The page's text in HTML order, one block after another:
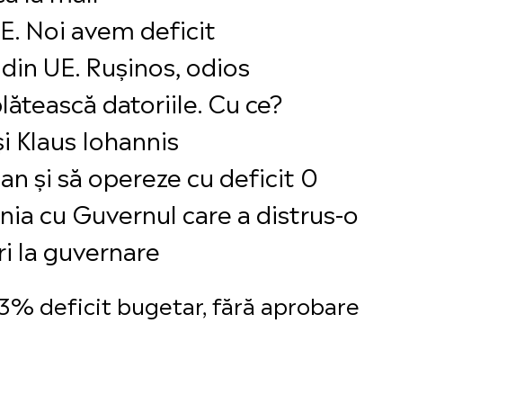
Noi avem deficit
UE. Rușinos, odios
datoriile. Cu ce?
Klaus Iohannis
și să opereze cu deficit 0
cu Guvernul care a distrus-o
la guvernare
deficit bugetar, fără aprobare